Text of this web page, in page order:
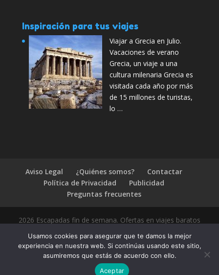
Inspiración para tus viajes
Viajar a Grecia en Julio.
Vacaciones de verano
Grecia, un viaje a una
cultura milenaria Grecia es
visitada cada año por más
de 15 millones de turistas,
lo …
Aviso Legal ¿Quiénes somos?
Contactar
Política de Privacidad
Publicidad
Preguntas frecuentes
2026 Escapadas fin de semana. Ofertas en viajes baratos
Usamos cookies para asegurar que te damos la mejor
experiencia en nuestra web. Si continúas usando este sitio,
asumiremos que estás de acuerdo con ello.
Aceptar